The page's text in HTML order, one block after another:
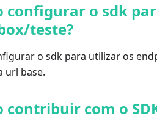
configurar o sdk
teste?
o sdk para utilizar os
url base.
contribuir com o